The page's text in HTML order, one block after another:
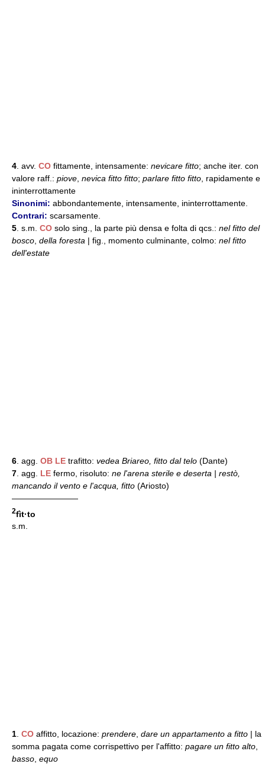
4 . avv. CO fittamente, intensamente: nevicare fitto; anche iter. con
valore raff.: piove nevica fitto fitto; parlare fitto fitto , rapidamente e
ininterrottamente
Sinonimi: abbondantemente, intensamente, ininterrottamente.
Contrari: scarsamente.
5 . s.m. CO solo sing., la parte più densa e folta di qcs.: nel fitto del
bosco della foresta | fig., momento culminante, colmo: nel fitto
dell'estate
6 . agg. OB LE trafitto: vedea Briareo, fitto dal telo (Dante)
7 . agg. LE fermo, risoluto: ne l'arena sterile e deserta | restò,
mancando il vento e l'acqua, fitto (Ariosto)
————————
2fìt·to
s.m.
1. CO affitto, locazione: prendere, dare un appartamento a fitto | la
somma pagata come corrispettivo per l'affitto: pagare un fitto alto,
basso, equo